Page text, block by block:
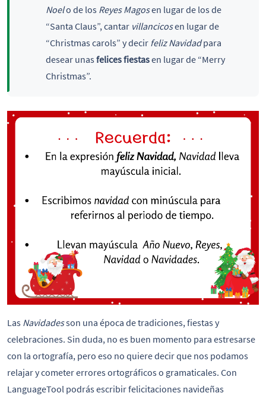
Noelo de los Reyes Magosen lugar de los de
“Santa Claus”, cantar villancicosen lugar de
“Christmas carols” y decir feliz Navidadpara
desear unas felices fiestasen lugar de “Merry
Christmas”.
Las Navidadesson una época de tradiciones, fiestas y
celebraciones. Sin duda, no es buen momento para estresarse
con la ortografía, pero eso no quiere decir que nos podamos
relajar y cometer errores ortográficos o gramaticales. Con
LanguageTool podrás escribir felicitaciones navideñas